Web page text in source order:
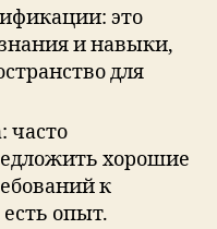
это
и навыки,
для
часто
хорошие
к
опыт.